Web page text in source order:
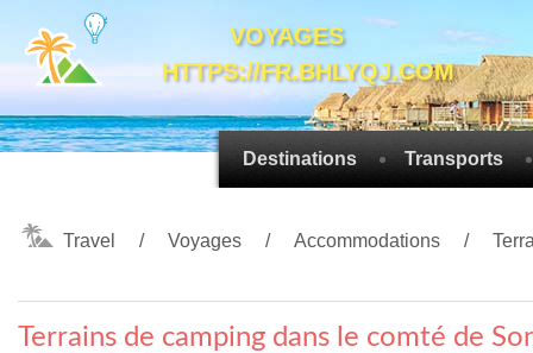
VOYAGES
HTTPS://FR.BHLYQJ.COM
Destinations Transports
Travel Voyages Accommodations
Terrains de camping dans le comté de